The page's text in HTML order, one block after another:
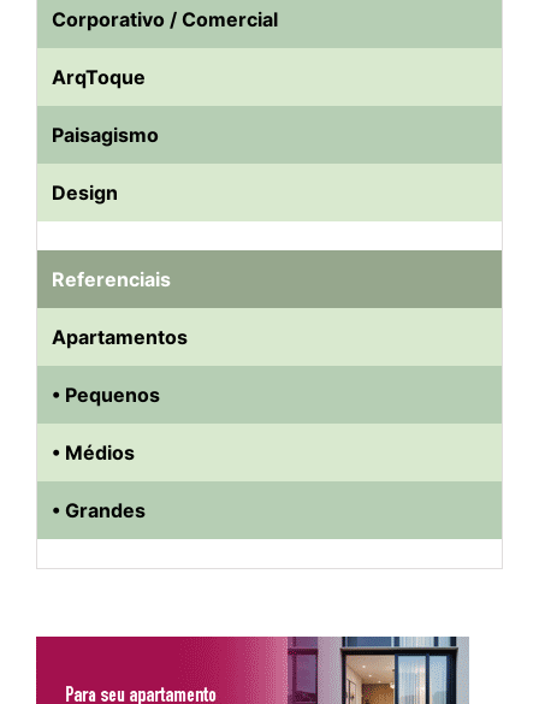
Corporativo / Comercial
ArqToque
Paisagismo
Design
Referenciais
Apartamentos
• Pequenos
• Médios
• Grandes